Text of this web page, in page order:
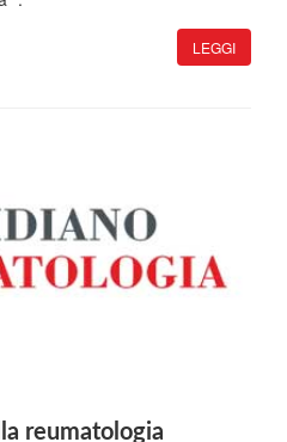
LEGGI
reumatologia